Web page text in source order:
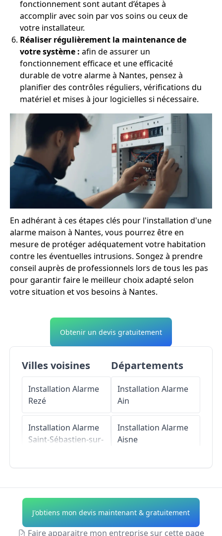
fonctionnement sont autant d’étapes à
accomplir avec soin par vos soins ou ceux de
votre installateur.
Réaliser régulièrement la maintenance de
votre système : afin de assurer un
fonctionnement efficace et une efficacité
durable de votre alarme à Nantes, pensez à
planifier des contrôles réguliers, vérifications du
matériel et mises à jour logicielles si nécessaire.
En adhérant à ces étapes clés pour l'installation d'une
alarme maison à Nantes, vous pourrez être en
mesure de protéger adéquatement votre habitation
contre les éventuelles intrusions. Songez à prendre
conseil auprès de professionnels lors de tous les pas
pour garantir faire le meilleur choix adapté selon
votre situation et vos besoins à Nantes.
Obtenir un devis gratuitement
Villes voisines
Installation Alarme
Rezé
Installation Alarme
Saint-Sébastien-sur-
Sainte-Luce-sur-
Installation Alarme
Départements
Installation Alarme
Ain
Installation Alarme
Aisne
Installation Alarme
Alpes-de-Haute-
Provence
J'obtiens mon devis maintenant & gratuitement
Faire apparaitre mon entreprise sur cette page